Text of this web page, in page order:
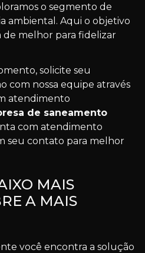
o segmento de
ambiental. Aqui o objetivo
de melhor para fidelizar
solicite seu
com nossa equipe através
atendimento
de saneamento
com atendimento
seu contato para melhor
MAIS
A MAIS
você encontra a solução